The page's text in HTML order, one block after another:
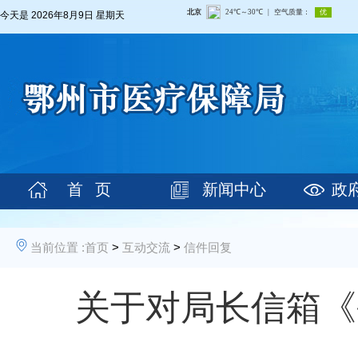
今天是 2026年8月9日 星期天
首 页 新闻中心 政
当前位置 :首页 > 互动交流 > 信件回复
关于对局长信箱